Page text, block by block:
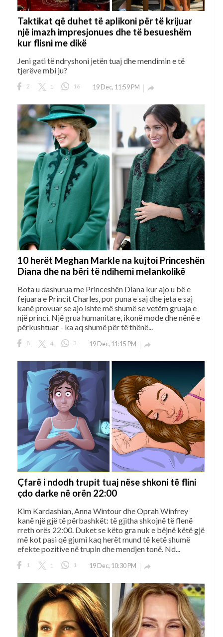
Taktikat që duhet të aplikoni për të krijuar
një imazh impresjonues dhe të besueshëm
kur flisni me dikë
Jeni gati të ndryshoni jetën tuaj dhe mendimin e të
tjerëve mbi ju?
2 1 16 19 Dec, 11:59 PM 
10 herët Meghan Markle na kujtoi Princeshën
Diana dhe na bëri të ndihemi melankolikë
Bota u dashurua me Princeshën Diana kur ajo u bë e
fejuara e Princit Charles, por puna e saj dhe jeta e saj
kanë provuar se ajo ishte më shumë se vetëm gruaja e
një princi. Një grua humanitare, ikonë mode dhe nënë e
përkushtuar - ka aq shumë për të thënë...
8 4 3 19 Dec, 11:15 PM 
Çfarë i ndodh trupit tuaj nëse shkoni të flini
çdo darke në orën 22:00
Kim Kardashian, Anna Wintour dhe Oprah Winfrey
kanë një gjë të përbashkët: të gjitha shkojnë të flenë
rreth orës 22:00. Duket se këto gra nuk e bëjnë këtë gjë
më kot pasi që gjumi kaq herët mund të ketë shumë
efekte pozitive në trupin dhe mendjen tonë. Nd...
1 1 1 19 Dec, 10:30 PM 